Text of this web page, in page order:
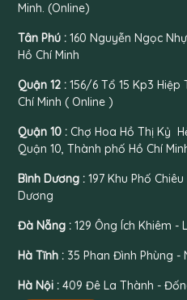
Minh. (Online)
Tân Phú : 160 Nguyễn Ngọc
Hồ Chí Minh
Quận 12 : 156/6 Tổ 15 Kp3 Hiệp
Chí Minh ( Online )
Quận 10 : Chợ Hoa Hồ Thị Kỷ
Quận 10, Thành phố Hồ Chí
Bình Dương : 197 Khu Phố
Dương
Đà Nẵng : 129 Ông Ích Khiêm -
Hà Tĩnh : 35 Phan Đình Phùng -
Hà Nội : 409 Đê La Thành -